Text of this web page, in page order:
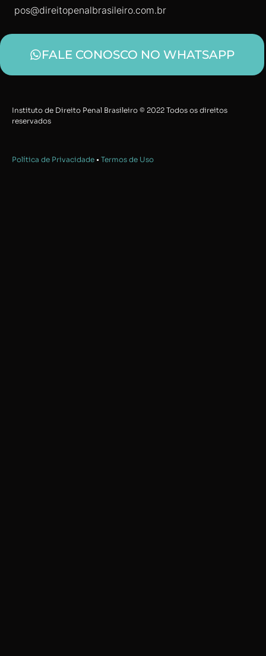
pos@direitopenalbrasileiro.com.br
FALE CONOSCO NO WHATSAPP
Instituto de Direito Penal Brasileiro © 2022 Todos os direitos
reservados
Política de Privacidade • Termos de Uso